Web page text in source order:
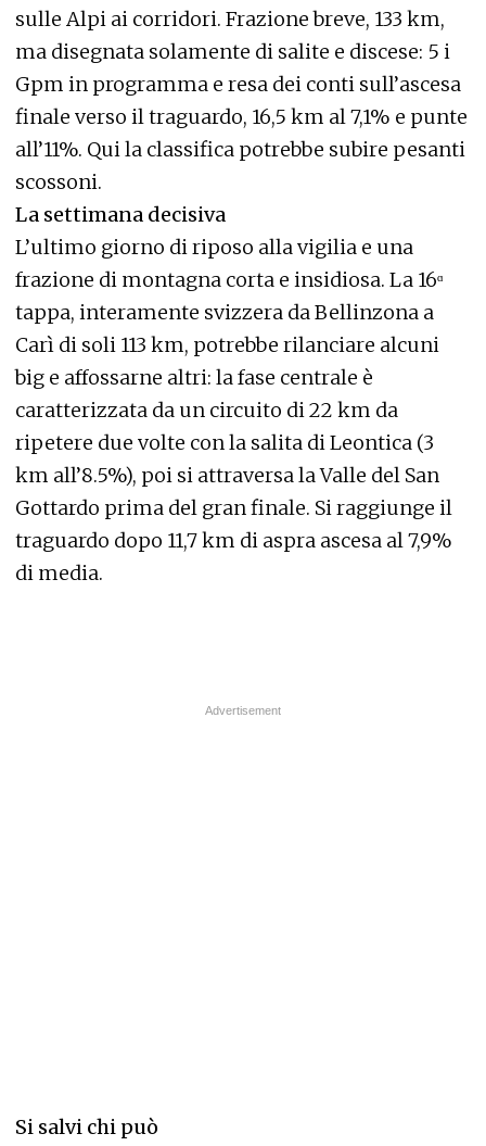
sulle Alpi ai corridori. Frazione breve, 133 km,
ma disegnata solamente di salite e discese: 5 i
Gpm in programma e resa dei conti sull’ascesa
finale verso il traguardo, 16,5 km al 7,1% e punte
all’11%. Qui la classifica potrebbe subire pesanti
scossoni.
La settimana decisiva
L’ultimo giorno di riposo alla vigilia e una
frazione di montagna corta e insidiosa. La 16ᵅ
tappa, interamente svizzera da Bellinzona a
Carì di soli 113 km, potrebbe rilanciare alcuni
big e affossarne altri: la fase centrale è
caratterizzata da un circuito di 22 km da
ripetere due volte con la salita di Leontica (3
km all’8.5%), poi si attraversa la Valle del San
Gottardo prima del gran finale. Si raggiunge il
traguardo dopo 11,7 km di aspra ascesa al 7,9%
di media.
Si salvi chi può